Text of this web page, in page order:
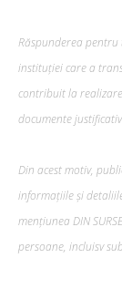
Răspunderea
instituției care a
contribuit la
documente
Din acest motiv,
informațiile și
mențiunea DIN
persoane, incluisv